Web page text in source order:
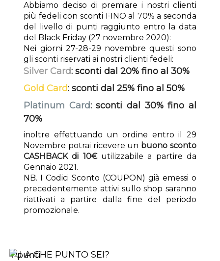
Abbiamo deciso di premiare i nostri clienti
più fedeli con sconti FINO al 70% a seconda
del livello di punti raggiunto entro la data
del Black Friday (27 novembre 2020):
Nei giorni 27-28-29 novembre questi sono
gli sconti riservati ai nostri clienti fedeli:
Silver Card: sconti dal 20% fino al 30%
Gold Card: sconti dal 25% fino al 50%
Platinum Card: sconti dal 30% fino al
70%
inoltre effettuando un ordine entro il 29
Novembre potrai ricevere un buono sconto
CASHBACK di 10€utilizzabile a partire da
Gennaio 2021.
NB. I Codici Sconto (COUPON) già emessi o
precedentemente attivi sullo shop saranno
riattivati a partire dalla fine del periodo
promozionale.
TU A CHE PUNTO SEI?